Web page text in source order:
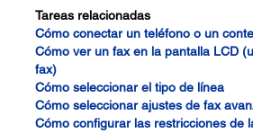
Tareas relacionadas
Cómo conectar un teléfono o un
Cómo ver un fax en la pantalla LCD
fax)
Cómo seleccionar el tipo de línea
Cómo seleccionar ajustes de fax
Cómo configurar las restricciones de